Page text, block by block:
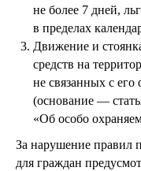
не более 7 дней,
в пределах
Движение и
средств на
не связанных с
(основание —
«Об особо
За нарушение правил
для граждан